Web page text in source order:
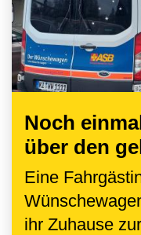
Noch
über den
Eine
ihr Zuhause